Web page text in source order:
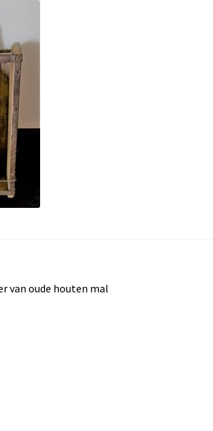
van oude houten mal